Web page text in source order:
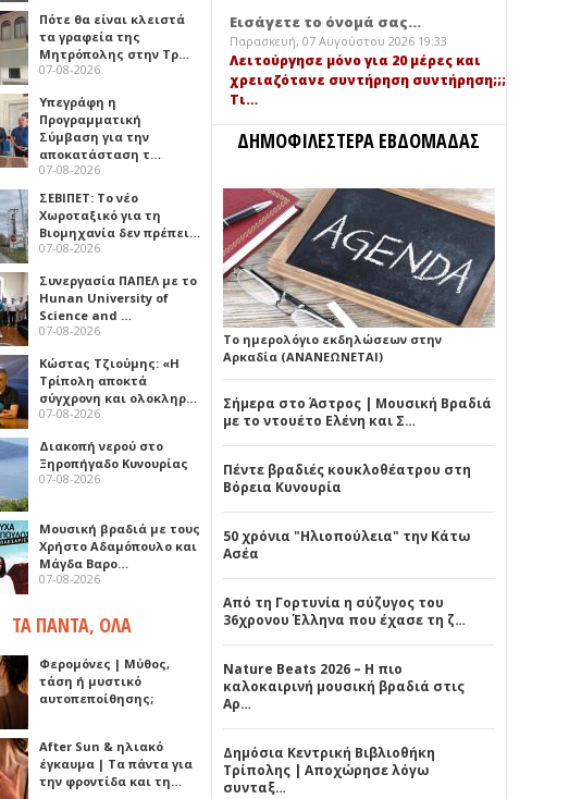
Πότε θα είναι κλειστά
τα γραφεία της
Μητρόπολης στην Τρ…
07-08-2026
Υπεγράφη η
Προγραμματική
Σύμβαση για την
αποκατάσταση τ…
07-08-2026
ΣΕΒΙΠΕΤ: Το νέο
Χωροταξικό για τη
Βιομηχανία δεν πρέπει…
07-08-2026
Συνεργασία ΠΑΠΕΛ με το
Hunan University of
Science and …
07-08-2026
Κώστας Τζιούμης: «Η
Τρίπολη αποκτά
σύγχρονη και ολοκληρ…
07-08-2026
Διακοπή νερού στο
Ξηροπήγαδο Κυνουρίας
07-08-2026
Μουσική βραδιά με τους
Χρήστο Αδαμόπουλο και
Μάγδα Βαρο…
07-08-2026
ΤΑ ΠΑΝΤΑ, ΟΛΑ
Φερομόνες | Μύθος,
τάση ή μυστικό
αυτοπεποίθησης;
After Sun & ηλιακό
έγκαυμα | Τα πάντα για
την φροντίδα και τη…
Εισάγετε το όνομά σας...
Παρασκευή, 07 Αυγούστου 2026 19:33
Λειτούργησε μόνο για 20 μέρες και
χρειαζότανε συντήρηση συντήρηση;;;
Τι…
ΔΗΜΟΦΙΛΕΣΤΕΡΑ ΕΒΔΟΜΑΔΑΣ
Το ημερολόγιο εκδηλώσεων στην
Αρκαδία (ΑΝΑΝΕΩΝΕΤΑΙ)
Σήμερα στο Άστρος | Μουσική Βραδιά
με το ντουέτο Ελένη και Σ…
Πέντε βραδιές κουκλοθέατρου στη
Βόρεια Κυνουρία
50 χρόνια "Ηλιοπούλεια" την Κάτω
Ασέα
Από τη Γορτυνία η σύζυγος του
36χρονου Έλληνα που έχασε τη ζ…
Nature Beats 2026 – Η πιο
καλοκαιρινή μουσική βραδιά στις
Αρ…
Δημόσια Κεντρική Βιβλιοθήκη
Τρίπολης | Αποχώρησε λόγω
συνταξ…